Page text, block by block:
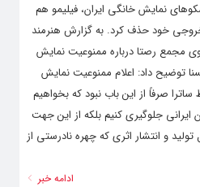
نمایش خانگی ایران، فیلیمو هم
خود حذف کرد. به گزارش هنرمند
مجمع رصتا درباره ممنوعیت نمایش
توضیح داد: اعلام ممنوعیت نمایش
صرفاً از این باب نبود که بخواهیم
جلوگیری کنیم بلکه از این جهت
و انتشار اثری که چهره نادرستی از
ادامه خبر